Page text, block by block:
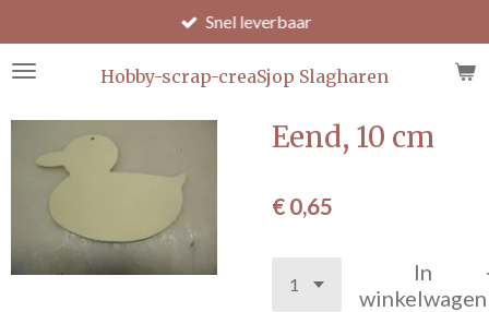
direct
naar
Hobby-scrap-creaSjop Slagharen
Snel leverbaar
Eend, 10 cm
€ 0,65
In
winkelwagen